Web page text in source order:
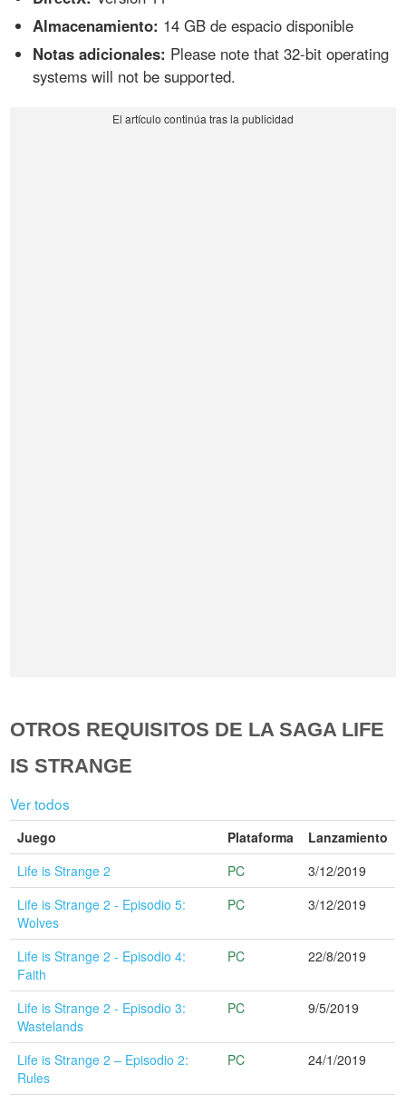
Almacenamiento: 14 GB de espacio disponible
Notas adicionales: Please note that 32-bit operating
systems will not be supported.
OTROS REQUISITOS DE LA SAGA LIFE
IS STRANGE
Ver todos
Juego Plataforma
Lanzamiento
Life is Strange 2
PC
3/12/2019
Life is Strange 2 - Episodio 5:
Wolves
PC 3/12/2019
Life is Strange 2 - Episodio 4:
Faith
PC 22/8/2019
Life is Strange 2 - Episodio 3:
Wastelands
PC 9/5/2019
Life is Strange 2 – Episodio 2:
Rules
PC 24/1/2019